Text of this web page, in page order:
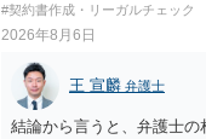
#契約書作成・リーガルチェック
2026年8月6日
王 宣麟 弁護士
結論から言うと、弁護士